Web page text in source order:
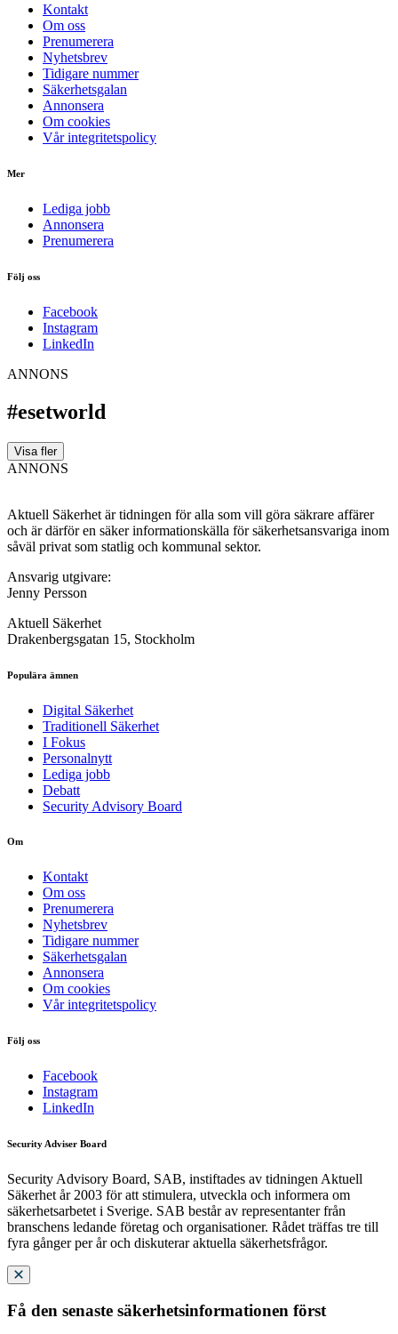
Kontakt
Om oss
Prenumerera
Nyhetsbrev
Tidigare nummer
Säkerhetsgalan
Annonsera
Om cookies
Vår integritetspolicy
Mer
Lediga jobb
Annonsera
Prenumerera
Följ oss
Facebook
Instagram
LinkedIn
ANNONS
#esetworld
Visa fler
ANNONS
Aktuell Säkerhet är tidningen för alla som vill göra säkrare affärer
och är därför en säker informationskälla för säkerhets­ansvariga inom
såväl privat som statlig och kommunal sektor.
Ansvarig utgivare:
Jenny Persson
Aktuell Säkerhet
Drakenbergsgatan 15, Stockholm
Populära ämnen
Digital Säkerhet
Traditionell Säkerhet
I Fokus
Personalnytt
Lediga jobb
Debatt
Security Advisory Board
Om
Kontakt
Om oss
Prenumerera
Nyhetsbrev
Tidigare nummer
Säkerhetsgalan
Annonsera
Om cookies
Vår integritetspolicy
Följ oss
Facebook
Instagram
LinkedIn
Security Adviser Board
Security Advisory Board, SAB, instiftades av tidningen Aktuell
Säkerhet år 2003 för att stimulera, utveckla och informera om
säkerhetsarbetet i Sverige. SAB består av representanter från
branschens ledande företag och organisationer. Rådet träffas tre till
fyra gånger per år och diskuterar aktuella säkerhetsfrågor.
Få den senaste säkerhetsinformationen först